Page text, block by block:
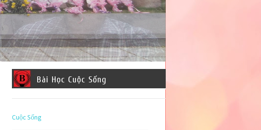
Bài Học Cuộc Sống
Cuộc Sống